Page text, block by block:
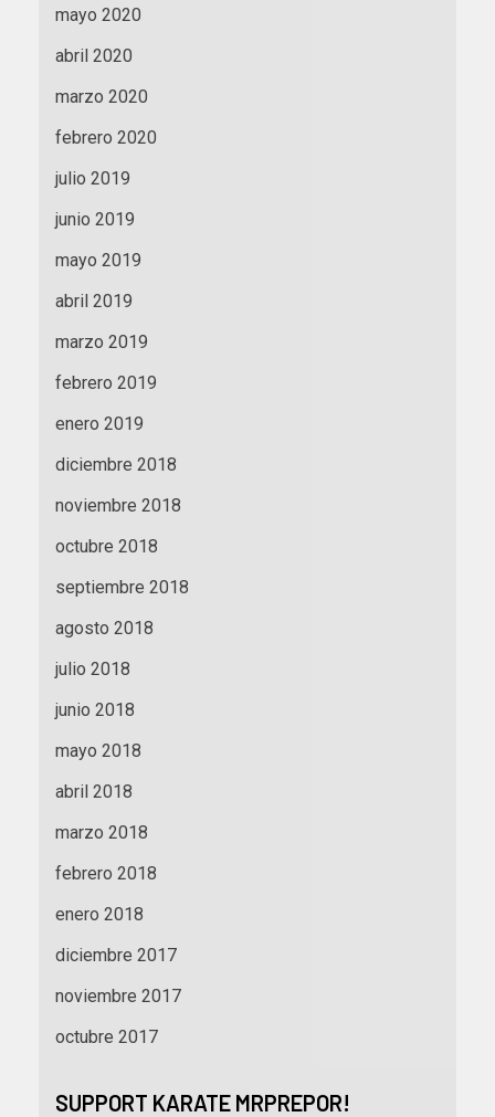
mayo 2020
abril 2020
marzo 2020
febrero 2020
julio 2019
junio 2019
mayo 2019
abril 2019
marzo 2019
febrero 2019
enero 2019
diciembre 2018
noviembre 2018
octubre 2018
septiembre 2018
agosto 2018
julio 2018
junio 2018
mayo 2018
abril 2018
marzo 2018
febrero 2018
enero 2018
diciembre 2017
noviembre 2017
octubre 2017
SUPPORT KARATE MRPREPOR!